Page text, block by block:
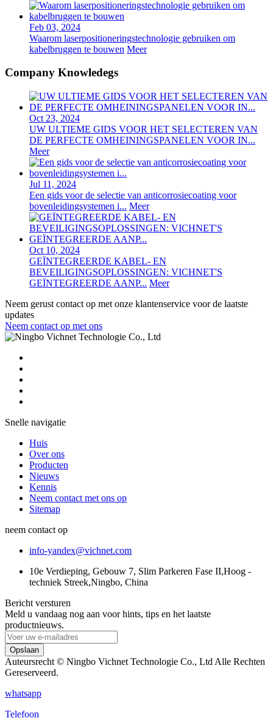
Feb 03, 2024
Waarom laserpositioneringstechnologie gebruiken om
kabelbruggen te bouwen Meer
Company Knowledegs
Oct 23, 2024
UW ULTIEME GIDS VOOR HET SELECTEREN VAN
DE PERFECTE OMHEININGSPANELEN VOOR IN...
Meer
Jul 11, 2024
Een gids voor de selectie van anticorrosiecoating voor
bovenleidingsystemen i... Meer
Oct 10, 2024
GEÏNTEGREERDE KABEL- EN
BEVEILIGINGSOPLOSSINGEN: VICHNET'S
GEÏNTEGREERDE AANP... Meer
Neem gerust contact op met onze klantenservice voor de laatste
updates
Neem contact op met ons
Snelle navigatie
Huis
Over ons
Producten
Nieuws
Kennis
Neem contact met ons op
Sitemap
neem contact op
info-yandex@vichnet.com
10e Verdieping, Gebouw 7, Slim Parkeren Fase II,Hoog -
techniek Streek,Ningbo, China
Bericht versturen
Meld u vandaag nog aan voor hints, tips en het laatste
productnieuws.
Opslaan
Auteursrecht © Ningbo Vichnet Technologie Co., Ltd Alle Rechten
Gereserveerd.
whatsapp
Telefoon